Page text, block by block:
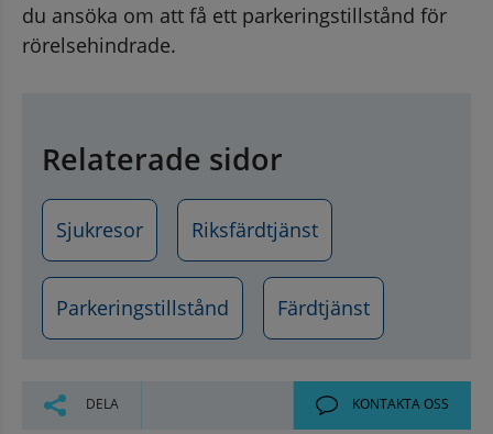
du ansöka om att få ett parkeringstillstånd för
rörelsehindrade.
Relaterade sidor
Sjukresor Riksfärdtjänst
Parkeringstillstånd Färdtjänst
DELA KONTAKTA OSS